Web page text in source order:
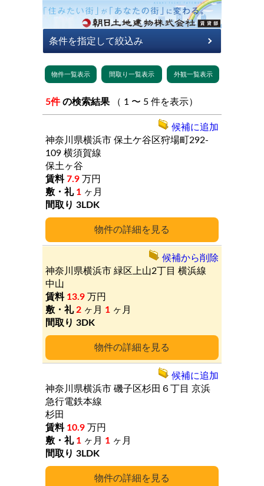
5件 の検索結果 （ 1 〜 5 件を表示）
詳細
神奈川県横浜市 保土ケ谷区狩場町292-
109 横須賀線
保土ヶ谷
7.9 万円
1 ヶ月
3LDK
候補に追加
詳細
神奈川県横浜市 緑区上山2丁目 横浜線
中山
13.9 万円
2 ヶ月 1 ヶ月
3DK
候補から削除
詳細
神奈川県横浜市 磯子区杉田６丁目 京浜
急行電鉄本線
杉田
10.9 万円
1 ヶ月 1 ヶ月
3LDK
候補に追加